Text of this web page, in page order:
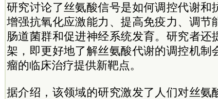
研究讨论了丝氨酸信号是如何调控代谢和
增强抗氧化应激能力、提高免疫力、调节
肠道菌群和促进神经系统发育。研究者还
架，即更好地了解丝氨酸代谢的调控机制
瘤的临床治疗提供新靶点。
据介绍，该领域的研究激发了人们对丝氨